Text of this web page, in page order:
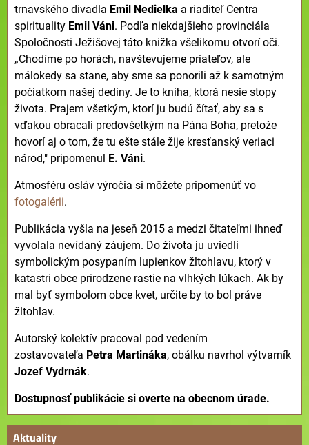
trnavského divadla Emil Nedielka a riaditeľ Centra
spirituality Emil Váni. Podľa niekdajšieho provinciála
Spoločnosti Ježišovej táto knižka všelikomu otvorí oči.
„Chodíme po horách, navštevujeme priateľov, ale
málokedy sa stane, aby sme sa ponorili až k samotným
počiatkom našej dediny. Je to kniha, ktorá nesie stopy
života. Prajem všetkým, ktorí ju budú čítať, aby sa s
vďakou obracali predovšetkým na Pána Boha, pretože
hovorí aj o tom, že tu ešte stále žije kresťanský veriaci
národ," pripomenul E. Váni.
Atmosféru osláv výročia si môžete pripomenúť vo
fotogalérii.
Publikácia vyšla na jeseň 2015 a medzi čitateľmi ihneď
vyvolala nevídaný záujem. Do života ju uviedli
symbolickým posypaním lupienkov žltohlavu, ktorý v
katastri obce prirodzene rastie na vlhkých lúkach. Ak by
mal byť symbolom obce kvet, určite by to bol práve
žltohlav.
Autorský kolektív pracoval pod vedením
zostavovateľa Petra Martináka, obálku navrhol výtvarník
Jozef Vydrnák.
Dostupnosť publikácie si overte na obecnom úrade.
Aktuality